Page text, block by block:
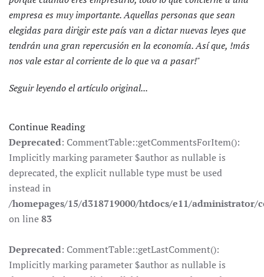
empresa es muy importante. Aquellas personas que sean
elegidas para dirigir este país van a dictar nuevas leyes que
tendrán una gran repercusión en la economía. Así que, !más
nos vale estar al corriente de lo que va a pasar!"
Seguir leyendo el artículo original...
Continue Reading
Deprecated: CommentTable::getCommentsForItem():
Implicitly marking parameter $author as nullable is
deprecated, the explicit nullable type must be used
instead in
/homepages/15/d318719000/htdocs/e11/
on line83
Deprecated: CommentTable::getLastComment():
Implicitly marking parameter $author as nullable is